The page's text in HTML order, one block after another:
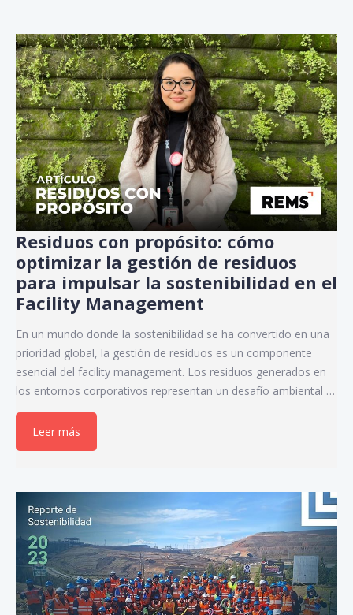
Residuos con propósito: cómo
optimizar la gestión de residuos
para impulsar la sostenibilidad en el
Facility Management
En un mundo donde la sostenibilidad se ha convertido en una
prioridad global, la gestión de residuos es un componente
esencial del facility management. Los residuos generados en
los entornos corporativos representan un desafío ambiental …
Leer más